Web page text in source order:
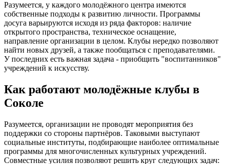
Разумеется, у каждого молодёжного центра имеются
собственные подходы к развитию личности. Программы
досуга варьируются исходя из ряда факторов: наличие
открытого пространства, техническое оснащение,
направление организации в целом. Клубы нередко позволяют
найти новых друзей, а также пообщаться с преподавателями.
У последних есть важная задача - приобщить "воспитанников"
учреждений к искусству.
Как работают молодёжные клубы в
Соколе
Разумеется, организации не проводят мероприятия без
поддержки со стороны партнёров. Таковыми выступают
социальные институты, подбирающие наиболее оптимальные
программы для многочисленных культурных учреждений.
Совместные усилия позволяют решить круг следующих задач: